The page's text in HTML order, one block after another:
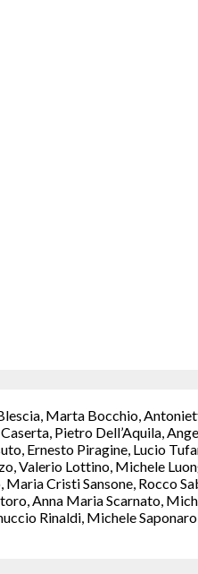
Marta Bocchio,
Pietro Dell’Aquila,
Ernesto Piragine, Lucio
Valerio Lottino, Michele
Cristi Sansone, Rocco
Anna Maria Scarnato,
Rinaldi, Michele